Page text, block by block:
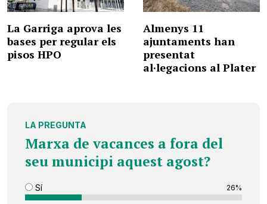
La Garriga aprova les
bases per regular els
pisos HPO
Almenys 11
ajuntaments han
presentat
al·legacions al Plater
LA PREGUNTA
Marxa de vacances a fora del
seu municipi aquest agost?
Sí 26%